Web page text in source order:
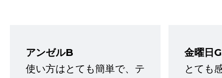
アンゼルB
使い方はとても簡単で、テ
金曜日G
とても